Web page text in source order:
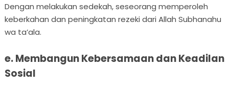
Dengan melakukan sedekah, seseorang memperoleh
keberkahan dan peningkatan rezeki dari Allah Subhanahu
wa ta’ala.
e. Membangun Kebersamaan dan Keadilan
Sosial